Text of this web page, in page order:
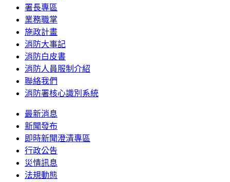
署長專區
業務職掌
施政計畫
消防大事記
消防白皮書
消防人員服制介紹
聯絡我們
消防署核心識別系統
最新消息
新聞發布
即時新聞澄清專區
行政公告
災情訊息
法規動態